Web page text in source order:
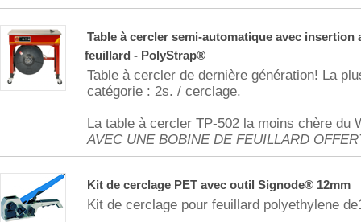
Table à cercler semi-automatique avec insertion
feuillard - PolyStrap®
Table à cercler de dernière génération! La
catégorie : 2s. / cerclage.
La table à cercler TP-502 la moins chère du
AVEC UNE BOBINE DE FEUILLARD
Kit de cerclage PET avec outil Signode® 12mm
Kit de cerclage pour feuillard polyethylene